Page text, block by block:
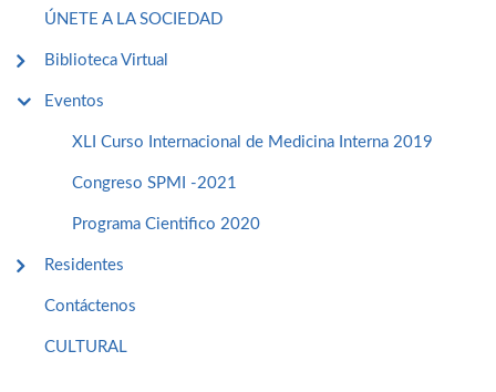
ÚNETE A LA SOCIEDAD
Biblioteca Virtual
Eventos
XLI Curso Internacional de Medicina Interna 2019
Congreso SPMI -2021
Programa Cientifico 2020
Residentes
Contáctenos
CULTURAL